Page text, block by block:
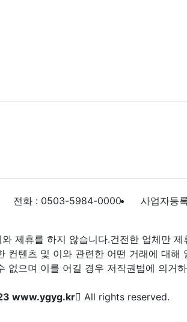
전화 : 0503-5984-0000 사업자등
제휴를 하지 않습니다.건전한 업체만 제
컨텐츠 및 이와 관련한 어떤 거래에 대해
없으며 이를 어길 경우 저작권법에 의거
www.ygyg.kr All rights reserved.